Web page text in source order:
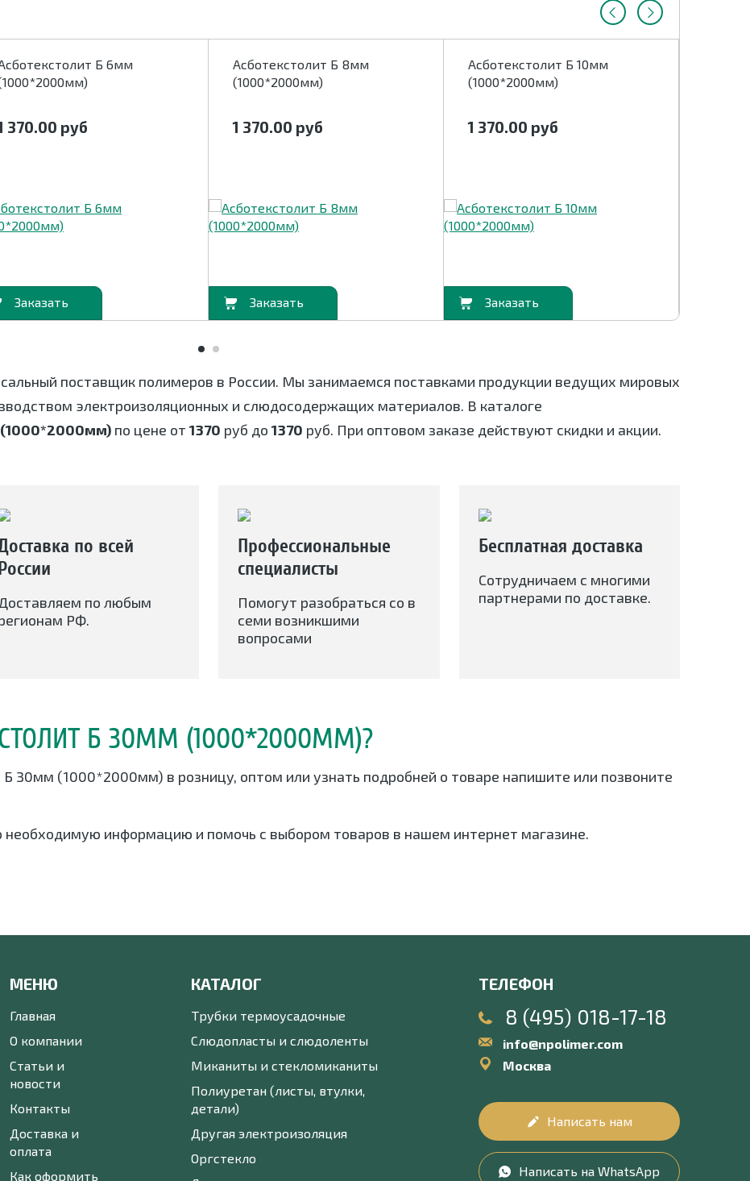
Б 6мм
370.00 руб
Асботекстолит Б 8мм
(1000*2000мм)
1 370.00 руб
В корзину
Асботекстолит Б 10мм
(1000*2000мм)
1 370.00 руб
В корзину
поставщик полимеров в России. Мы занимаемся поставками продукции ведущих мировых
электроизоляционных и слюдосодержащих материалов. В каталоге
по цене от 1370 руб до 1370 руб. При оптовом заказе действуют скидки и акции.
по всей
по любым
РФ.
Профессиональные
специалисты
Помогут разобраться со в
семи возникшими
вопросами
Бесплатная доставка
Сотрудничаем с многими
партнерами по доставке.
Б 30ММ (1000*2000ММ)?
Б 30мм (1000*2000мм) в розницу, оптом или узнать подробней о товаре напишите или позвоните
информацию и помочь с выбором товаров в нашем интернет магазине.
МЕНЮ
Главная
О компании
Статьи и
новости
Контакты
Доставка и
оплата
Как оформить
КАТАЛОГ
Трубки термоусадочные
Слюдопласты и слюдоленты
Миканиты и стекломиканиты
Полиуретан (листы, втулки,
детали)
Другая электроизоляция
Оргстекло
ТЕЛЕФОН
8 (495) 018-17-18
info@npolimer.com
Москва
Написать нам
Написать на WhatsApp